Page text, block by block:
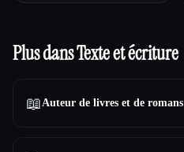
Plus dans Texte et écriture
📖Auteur de livres et de romans